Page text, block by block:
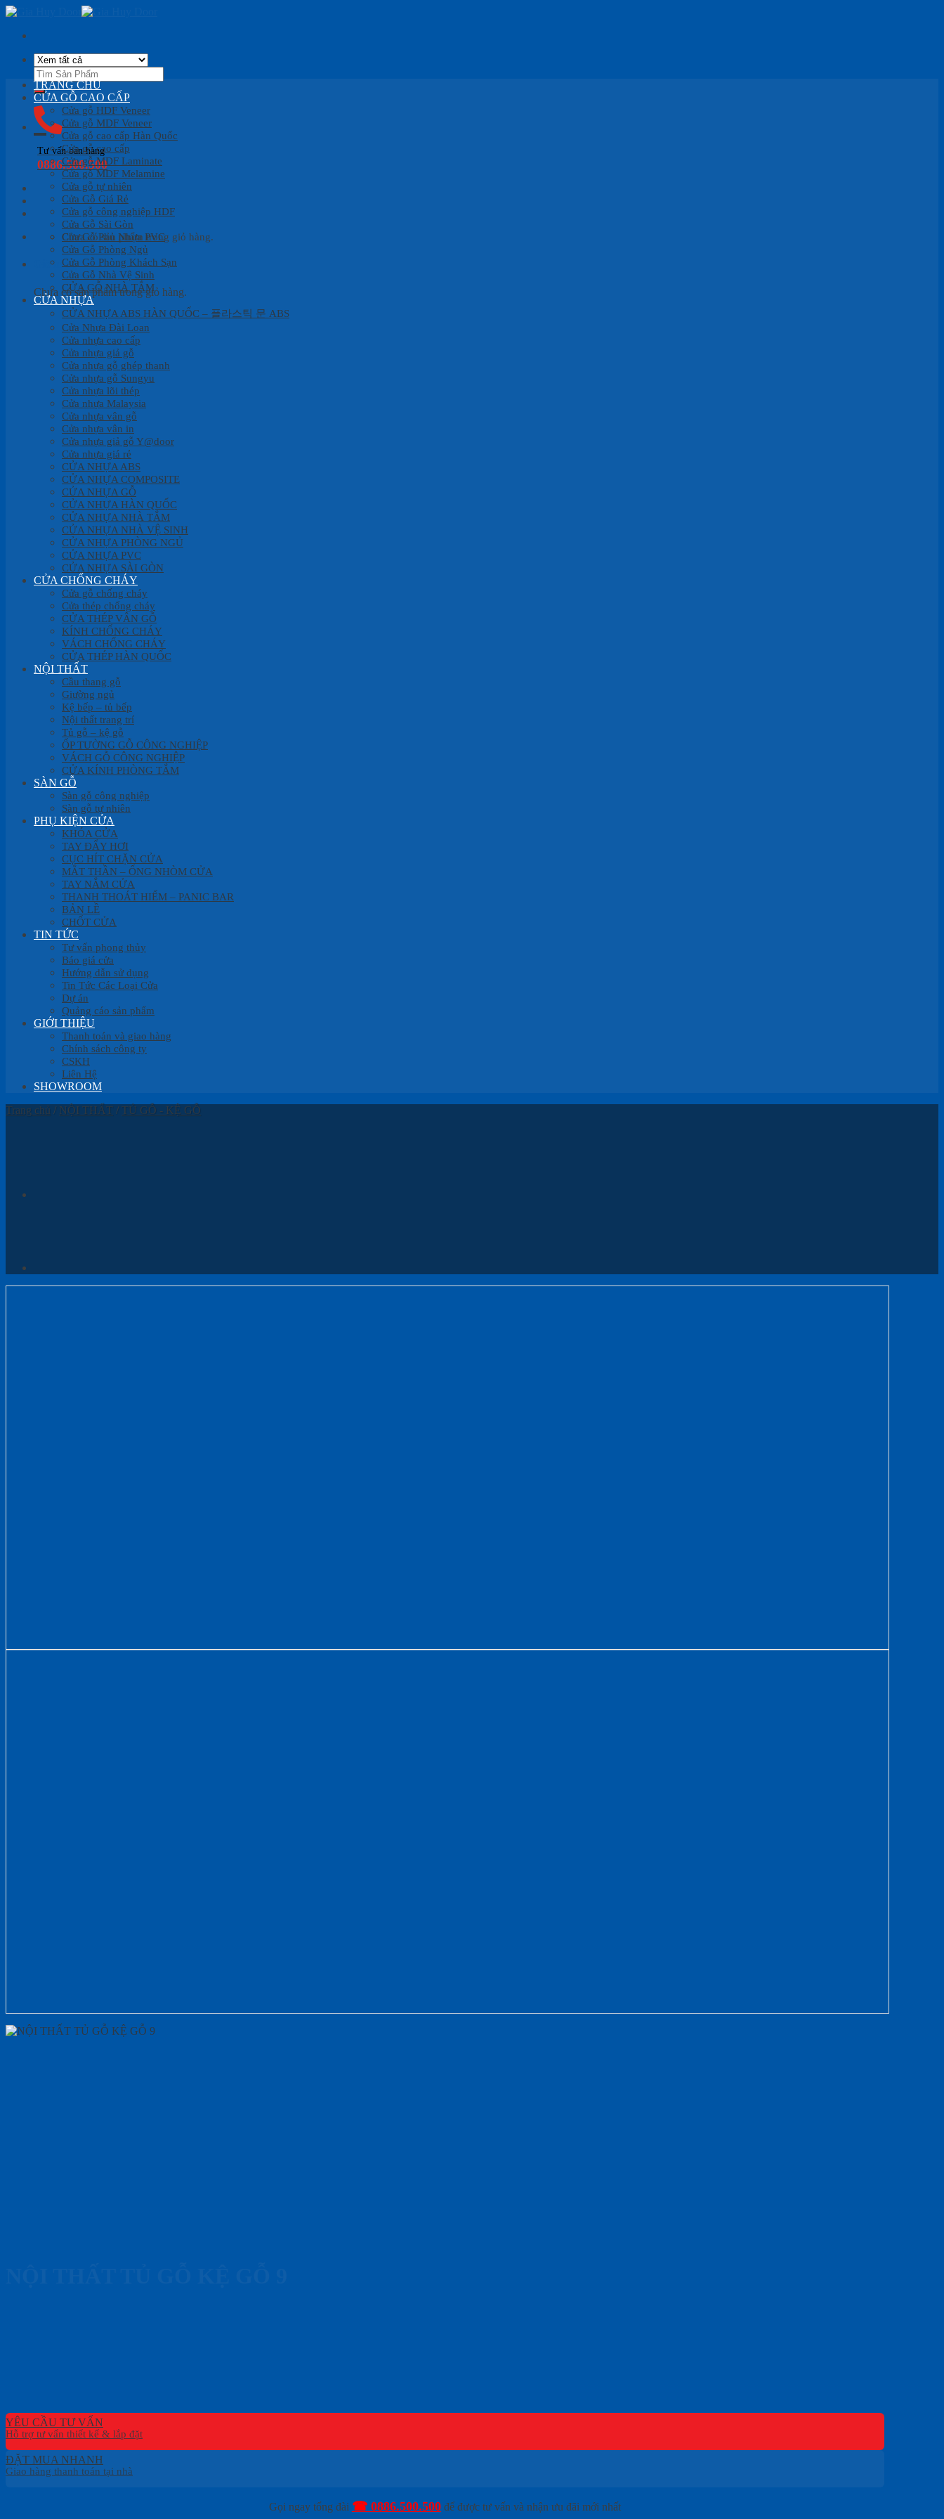
Skip
content
Tìm
kiếm:
Tư vấn bán hàng
0886.500.500
Chưa có sản phẩm trong giỏ hàng.
Giỏ hàng
Chưa có sản phẩm trong giỏ hàng.
TRANG CHỦ
CỬA GỖ CAO CẤP
Cửa gỗ HDF Veneer
Cửa gỗ MDF Veneer
Cửa gỗ cao cấp Hàn Quốc
Cửa gỗ cao cấp
Cửa gỗ MDF Laminate
Cửa gỗ MDF Melamine
Cửa gỗ tự nhiên
Cửa Gỗ Giá Rẻ
Cửa gỗ công nghiệp HDF
Cửa Gỗ Sài Gòn
Cửa Gỗ Phủ Nhựa PVC
Cửa Gỗ Phòng Ngủ
Cửa Gỗ Phòng Khách Sạn
Cửa Gỗ Nhà Vệ Sinh
CỬA GỖ NHÀ TẮM
CỬA NHỰA
CỬA NHỰA ABS HÀN QUỐC – 플라스틱 문 ABS
Cửa Nhựa Đài Loan
Cửa nhựa cao cấp
Cửa nhựa giả gỗ
Cửa nhựa gỗ ghép thanh
Cửa nhựa gỗ Sungyu
Cửa nhựa lõi thép
Cửa nhựa Malaysia
Cửa nhựa vân gỗ
Cửa nhựa vân in
Cửa nhựa giả gỗ Y@door
Cửa nhựa giá rẻ
CỬA NHỰA ABS
CỬA NHỰA COMPOSITE
CỬA NHỰA GỖ
CỬA NHỰA HÀN QUỐC
CỬA NHỰA NHÀ TẮM
CỬA NHỰA NHÀ VỆ SINH
CỬA NHỰA PHÒNG NGỦ
CỬA NHỰA PVC
CỬA NHỰA SÀI GÒN
CỬA CHỐNG CHÁY
Cửa gỗ chống cháy
Cửa thép chống cháy
CỬA THÉP VÂN GỖ
KÍNH CHỐNG CHÁY
VÁCH CHỐNG CHÁY
CỬA THÉP HÀN QUỐC
NỘI THẤT
Cầu thang gỗ
Giường ngủ
Kệ bếp – tủ bếp
Nội thất trang trí
Tủ gỗ – kệ gỗ
ỐP TƯỜNG GỖ CÔNG NGHIỆP
VÁCH GỖ CÔNG NGHIỆP
CỬA KÍNH PHÒNG TẮM
SÀN GỖ
Sàn gỗ công nghiệp
Sàn gỗ tự nhiên
PHỤ KIỆN CỬA
KHÓA CỬA
TAY ĐẨY HƠI
CỤC HÍT CHẶN CỬA
MẮT THẦN – ỐNG NHÒM CỬA
TAY NẮM CỬA
THANH THOÁT HIỂM – PANIC BAR
BẢN LỀ
CHỐT CỬA
TIN TỨC
Tư vấn phong thủy
Báo giá cửa
Hướng dẫn sử dụng
Tin Tức Các Loại Cửa
Dự án
Quảng cáo sản phẩm
GIỚI THIỆU
Thanh toán và giao hàng
Chính sách công ty
CSKH
Liên Hệ
SHOWROOM
Trang chủ / NỘI THẤT / TỦ GỖ - KỆ GỖ
YÊU CẦU TƯ VẤN
ĐẶT MUA NHANH
Gọi ngay tổng đài ☎ 0886.500.500để được tư vấn và nhận ưu đãi mới nhất